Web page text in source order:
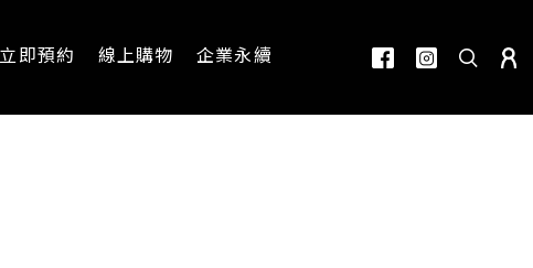
立即預約 線上購物 企業永續